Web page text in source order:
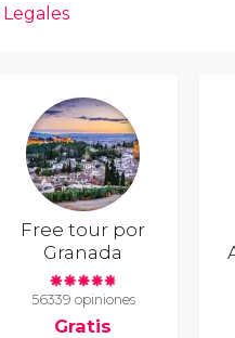
Free tour por
Granada
56339 opiniones
Gratis